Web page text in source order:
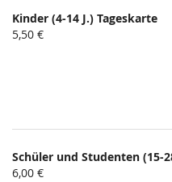
Kinder (4-14 J.) Tageskarte
5,50 €
Schüler und Studenten (15-
6,00 €